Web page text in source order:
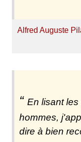
Alfred Auguste
En lisant
hommes,
dire à bien